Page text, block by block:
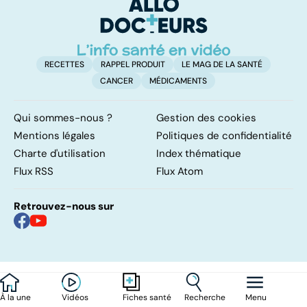
À la une Vidéos Fiches santé Recherche Menu
RECETTES RAPPEL PRODUIT
LE MAG DE LA SANTÉ
CANCER
MÉDICAMENTS
Qui sommes-nous ?
Gestion des cookies
Mentions légales
Politiques de confidentialité
Charte d'utilisation
Index thématique
Flux RSS
Flux Atom
Retrouvez-nous sur